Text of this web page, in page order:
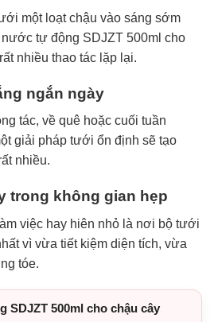
một loạt chậu vào sáng sớm
tự động SDJZT 500ml cho
nhiều thao tác lặp lại.
ngắn ngày
tác, về quê hoặc cuối tuần
giải pháp tưới ổn định sẽ tạo
nhiều.
trong không gian hẹp
việc hay hiên nhỏ là nơi bộ tưới
vì vừa tiết kiệm diện tích, vừa
tóe.
500ml cho chậu cây